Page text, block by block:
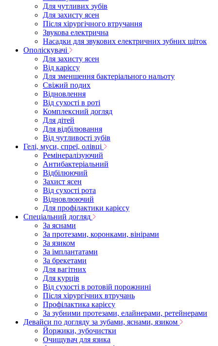
Для чутливих зубів
Для захисту ясен
Після хірургічного втручання
Звукова електрична
Насадки для звукових електричних зубних щіток
Ополіскувачі
Для захисту ясен
Від карієсу
Для зменшення бактеріального нальоту
Свіжий подих
Відновлення
Від сухості в роті
Комплексний догляд
Для дітей
Для відбілювання
Від чутливості зубів
Гелі, муси, спреї, олівці
Ремінералізуючий
Антибактеріальний
Відбілюючий
Захист ясен
Від сухості рота
Відновлюючий
Для профілактики карієсу
Спеціальний догляд
За яснами
За протезами, коронками, вінірами
За язиком
За імплантатами
За брекетами
Для вагітних
Для курців
Від сухості в ротовій порожнині
Після хірургічних втручань
Профілактика карієсу
За зубними протезами, елайнерами, ретейнерами
Девайси по догляду за зубами, яснами, язиком
Йоржики, зубочистки
Очищувач для язика